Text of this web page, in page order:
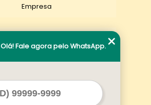
Empresa
Olá! Fale agora pelo WhatsApp.